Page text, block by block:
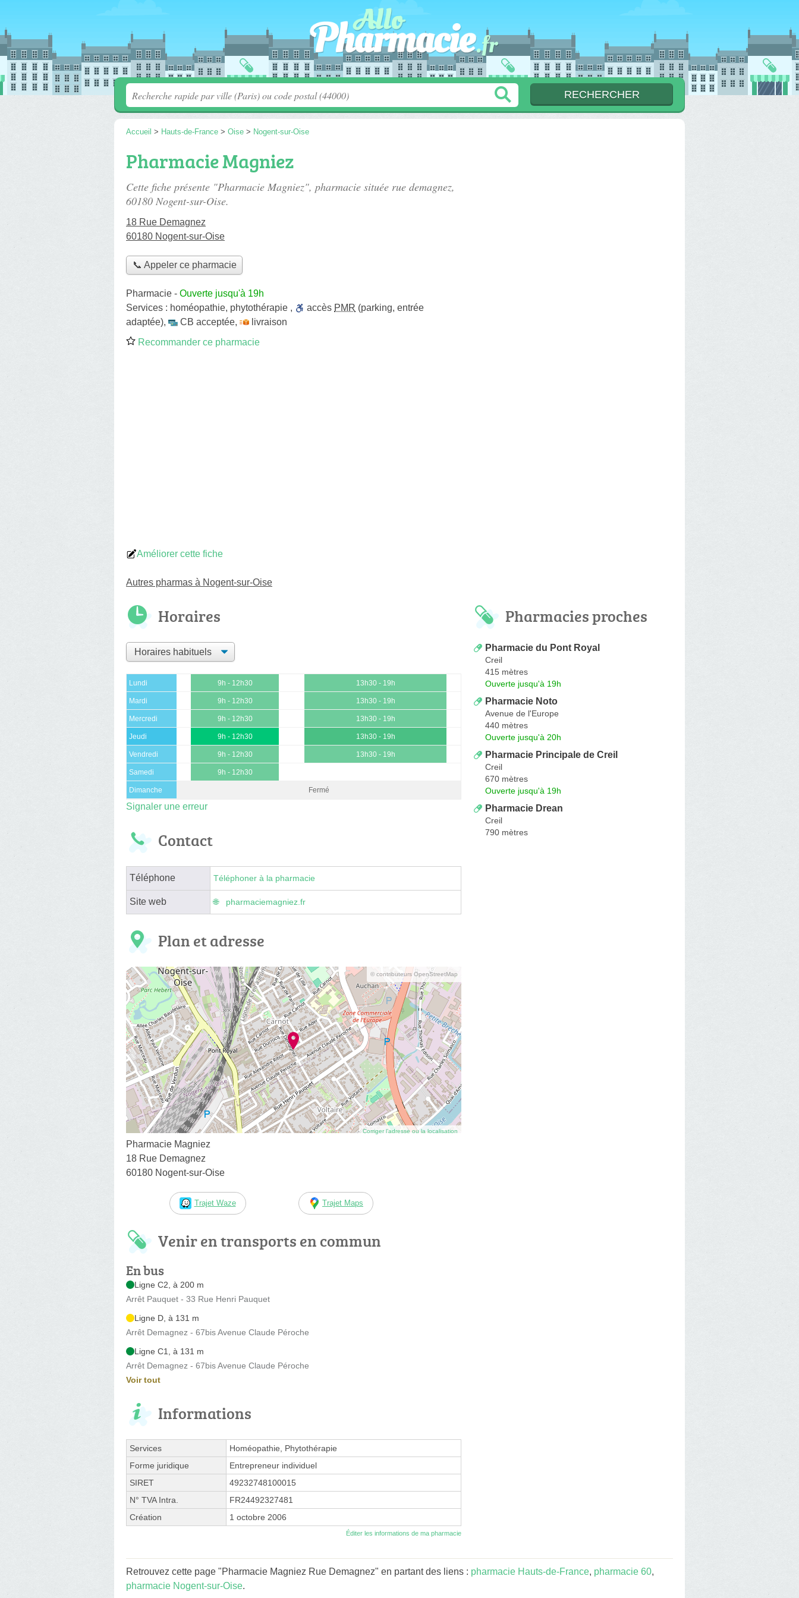
Accueil > Hauts-de-France > Oise > Nogent-sur-Oise
Pharmacie Magniez
Cette fiche présente "Pharmacie Magniez", pharmacie située rue demagnez,
60180 Nogent-sur-Oise.
18 Rue Demagnez
60180 Nogent-sur-Oise
📞 Appeler ce pharmacie
Pharmacie - Ouverte jusqu'à 19h
Services : homéopathie, phytothérapie , accès PMR (parking, entrée
adaptée), CB acceptée,
livraison
Recommander ce pharmacie
Améliorer cette fiche
Autres pharmas à Nogent-sur-Oise
Horaires
Lundi 9h - 12h30 13h30 - 19h
Mardi 9h - 12h30 13h30 - 19h
Mercredi 9h - 12h30 13h30 - 19h
Jeudi 9h - 12h30 13h30 - 19h
Vendredi 9h - 12h30 13h30 - 19h
Samedi 9h - 12h30
Dimanche Fermé
Signaler une erreur
Contact
Téléphone Téléphoner à la pharmacie
Site web pharmaciemagniez.fr
Plan et adresse
© contributeurs OpenStreetMap
Corriger l’adresse ou la localisation
Pharmacie Magniez
18 Rue Demagnez
60180 Nogent-sur-Oise
Trajet Waze Trajet Maps
Venir en transports en commun
En bus
Ligne C2, à 200 m
Arrêt Pauquet - 33 Rue Henri Pauquet
Ligne D, à 131 m
Arrêt Demagnez - 67bis Avenue Claude Péroche
Ligne C1, à 131 m
Arrêt Demagnez - 67bis Avenue Claude Péroche
Voir tout
Informations
Services
Homéopathie, Phytothérapie
Forme juridique
Entrepreneur individuel
SIRET
49232748100015
N° TVA Intra.
FR24492327481
Création
1 octobre 2006
Éditer les informations de ma pharmacie
Pharmacies proches
Pharmacie du Pont Royal
Creil
415 mètres
Ouverte jusqu'à 19h
Pharmacie Noto
Avenue de l'Europe
440 mètres
Ouverte jusqu'à 20h
Pharmacie Principale de Creil
Creil
670 mètres
Ouverte jusqu'à 19h
Pharmacie Drean
Creil
790 mètres
Retrouvez cette page "Pharmacie Magniez Rue Demagnez" en partant des liens : pharmacie Hauts-de-France, pharmacie 60,
pharmacie Nogent-sur-Oise.